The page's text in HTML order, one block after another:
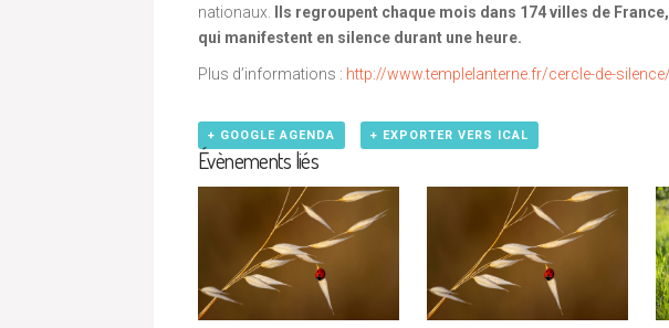
nationaux.
Ils regroupent chaque mois dans 174 villes de
qui manifestent en silence durant une heure.
Plus d’informations : http://www.templelanterne.fr/cercle-de-silence/
+ GOOGLE AGENDA + EXPORTER VERS ICAL
Évènements liés